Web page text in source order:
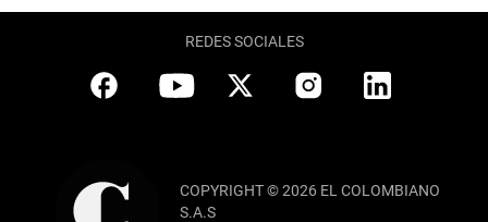
REDES SOCIALES
COPYRIGHT © 2026 EL COLOMBIANO
S.A.S